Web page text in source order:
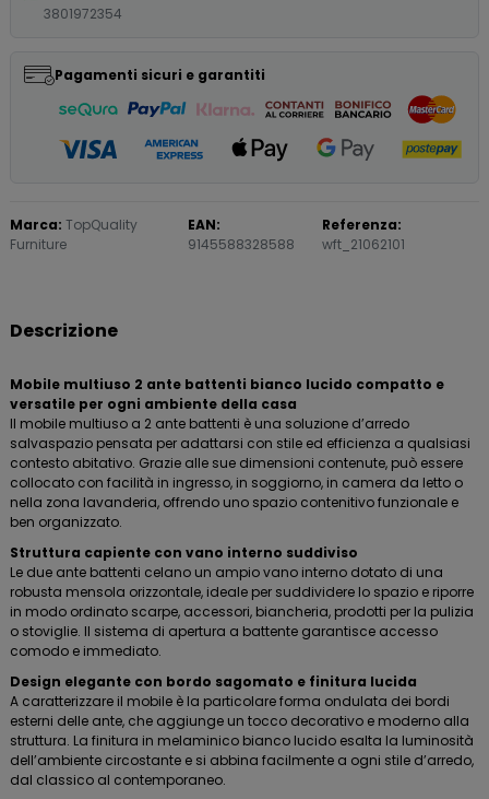
3801972354
Pagamenti sicuri e garantiti
Marca: TopQuality
Furniture
EAN:
9145588328588
Referenza:
wft_21062101
Descrizione
Mobile multiuso 2 ante battenti bianco lucido compatto e
versatile per ogni ambiente della casa
Il mobile multiuso a 2 ante battenti è una soluzione d’arredo
salvaspazio pensata per adattarsi con stile ed efficienza a qualsiasi
contesto abitativo. Grazie alle sue dimensioni contenute, può essere
collocato con facilità in ingresso, in soggiorno, in camera da letto o
nella zona lavanderia, offrendo uno spazio contenitivo funzionale e
ben organizzato.
Struttura capiente con vano interno suddiviso
Le due ante battenti celano un ampio vano interno dotato di una
robusta mensola orizzontale, ideale per suddividere lo spazio e riporre
in modo ordinato scarpe, accessori, biancheria, prodotti per la pulizia
o stoviglie. Il sistema di apertura a battente garantisce accesso
comodo e immediato.
Design elegante con bordo sagomato e finitura lucida
A caratterizzare il mobile è la particolare forma ondulata dei bordi
esterni delle ante, che aggiunge un tocco decorativo e moderno alla
struttura. La finitura in melaminico bianco lucido esalta la luminosità
dell’ambiente circostante e si abbina facilmente a ogni stile d’arredo,
dal classico al contemporaneo.